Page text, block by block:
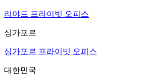
리야드 프라이빗 오피스
싱가포르
싱가포르 프라이빗 오피스
대한민국